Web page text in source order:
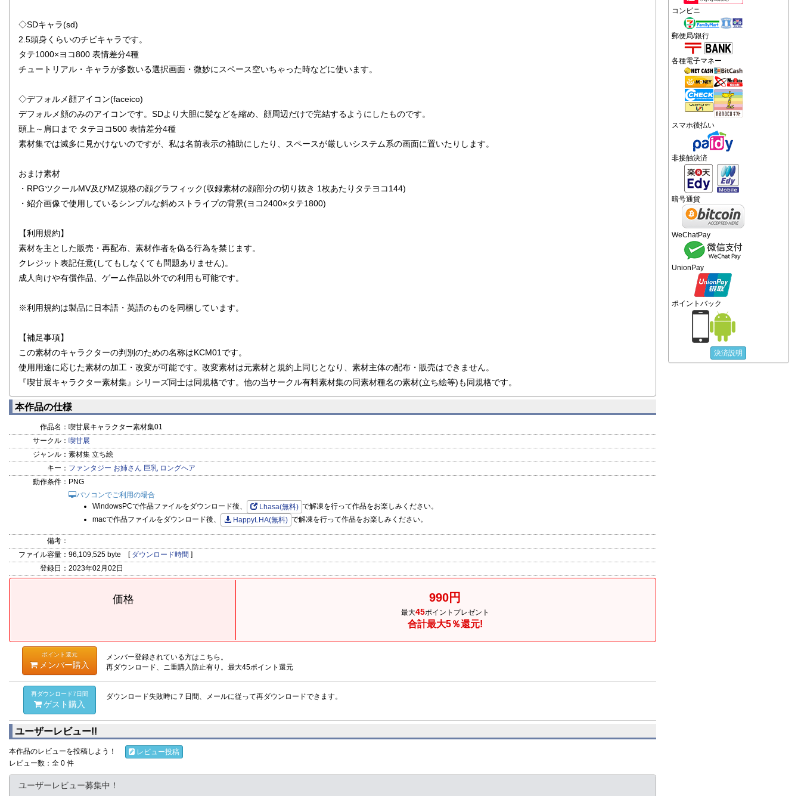
◇SDキャラ(sd)
2.5頭身くらいのチビキャラです。
タテ1000×ヨコ800 表情差分4種
チュートリアル・キャラが多数いる選択画面・微妙にスペース空いちゃった時などに使います。
◇デフォルメ顔アイコン(faceico)
デフォルメ顔のみのアイコンです。SDより大胆に髪などを縮め、顔周辺だけで完結するようにしたものです。
頭上～肩口まで タテヨコ500 表情差分4種
素材集では滅多に見かけないのですが、私は名前表示の補助にしたり、スペースが厳しいシステム系の画面に置いたりします。
おまけ素材
・RPGツクールMV及びMZ規格の顔グラフィック(収録素材の顔部分の切り抜き 1枚あたりタテヨコ144)
・紹介画像で使用しているシンプルな斜めストライプの背景(ヨコ2400×タテ1800)
【利用規約】
素材を主とした販売・再配布、素材作者を偽る行為を禁じます。
クレジット表記任意(してもしなくても問題ありません)。
成人向けや有償作品、ゲーム作品以外での利用も可能です。
※利用規約は製品に日本語・英語のものを同梱しています。
【補足事項】
この素材のキャラクターの判別のための名称はKCM01です。
使用用途に応じた素材の加工・改変が可能です。改変素材は元素材と規約上同じとなり、素材主体の配布・販売はできません。
『喫甘展キャラクター素材集』シリーズ同士は同規格です。他の当サークル有料素材集の同素材種名の素材(立ち絵等)も同規格です。
本作品の仕様
作品名： 喫甘展キャラクター素材集01
サークル： 喫甘展
ジャンル： 素材集 立ち絵
キー： ファンタジー お姉さん 巨乳 ロングヘア
動作条件： PNG
パソコンでご利用の場合
WindowsPCで作品ファイルをダウンロード後、
Lhasa(無料) で解凍を行って作品をお楽しみください。
macで作品ファイルをダウンロード後、
HappyLHA(無料) で解凍を行って作品をお楽しみください。
備考：
ファイル容量： 96,109,525 byte [ ダウンロード時間 ]
登録日： 2023年02月02日
価格 990円
最大45ポイントプレゼント
合計最大5％還元!
ポイント還元
メンバー購入
メンバー登録されている方はこちら。
再ダウンロード、ニ重購入防止有り。最大45ポイント還元
再ダウンロード7日間
ゲスト購入
ダウンロード失敗時に７日間、メールに従って再ダウンロードできます。
ユーザーレビュー!!
本作品のレビューを投稿しよう！
レビュー投稿
レビュー数：全 0 件
ユーザーレビュー募集中！
コンビニ
郵便局/銀行
各種電子マネー
スマホ後払い
非接触決済
暗号通貨
WeChatPay
UnionPay
ポイントバック
決済説明